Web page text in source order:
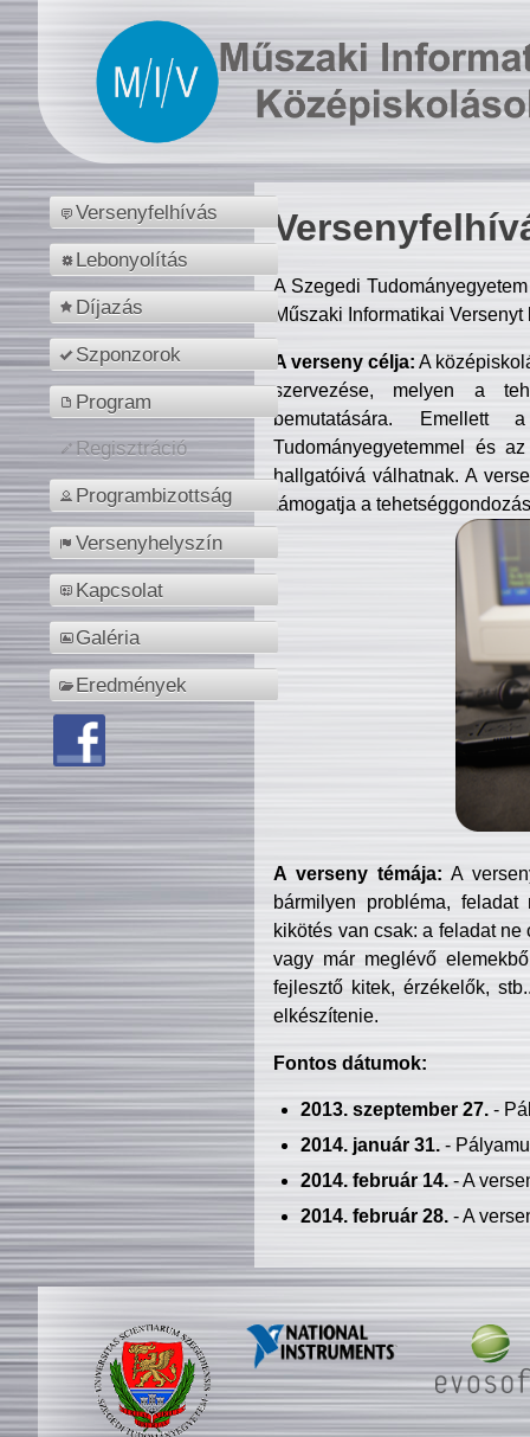
Versenyfelhívás
Lebonyolítás
Díjazás
Szponzorok
Program
Regisztráció
Programbizottság
Versenyhelyszín
Kapcsolat
Galéria
Eredmények
A Szegedi
Műszaki Informatikai
A verseny célja: A
szervezése, melyen a
bemutatására. Emellett
Tudományegyetemmel és
hallgatóivá válhatnak. A
támogatja a
A verseny témája: A
bármilyen probléma, feladat
kikötés van csak: a feladat
vagy már meglévő
fejlesztő kitek, érzékelők,
elkészítenie.
Fontos dátumok:
2013. szeptember 27.-
2014. január 31.-
2014. február 14.- A
2014. február 28.- A